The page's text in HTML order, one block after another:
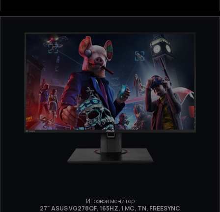
Игровой монитор
27" ASUS VG278QF, 165HZ, 1 МС, TN, FREESYNC